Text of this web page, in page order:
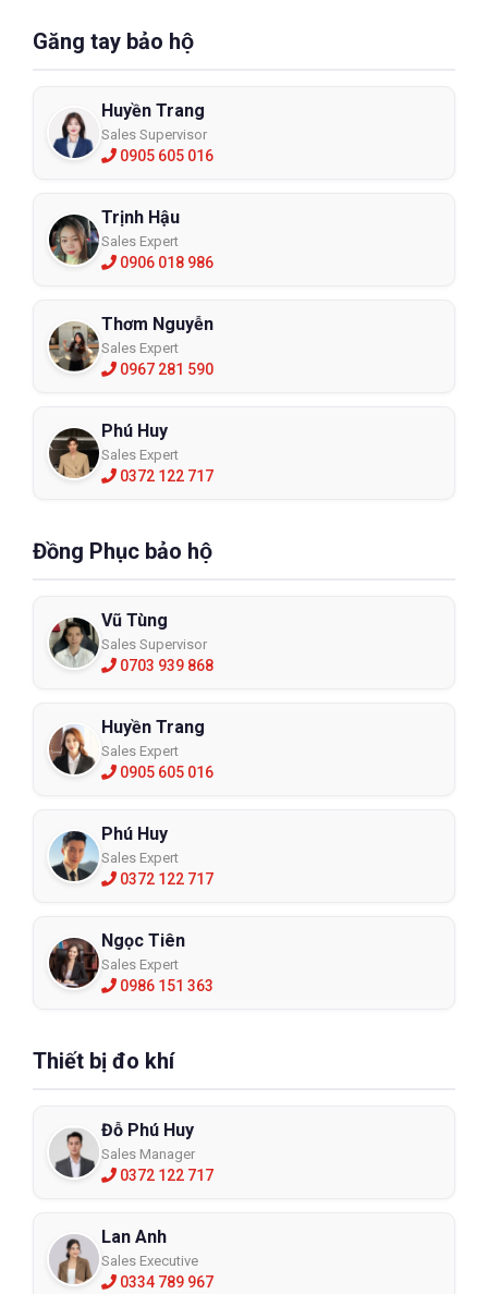
Găng tay bảo hộ
Huyền Trang
Sales Supervisor
0905 605 016
Trịnh Hậu
Sales Expert
0906 018 986
Thơm Nguyễn
Sales Expert
0967 281 590
Phú Huy
Sales Expert
0372 122 717
Đồng Phục bảo hộ
Vũ Tùng
Sales Supervisor
0703 939 868
Huyền Trang
Sales Expert
0905 605 016
Phú Huy
Sales Expert
0372 122 717
Ngọc Tiên
Sales Expert
0986 151 363
Thiết bị đo khí
Đỗ Phú Huy
Sales Manager
0372 122 717
Lan Anh
Sales Executive
0334 789 967